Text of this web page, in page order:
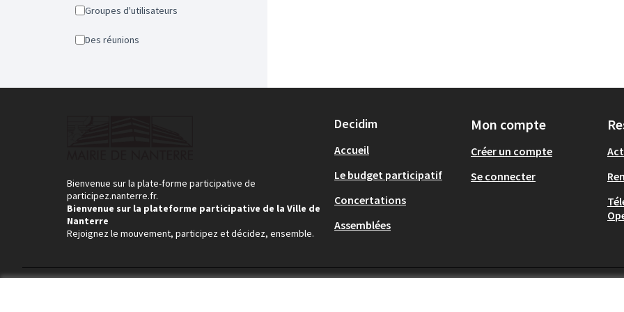
Groupes d'utilisateurs
Des réunions
Bienvenue sur la plate-forme participative de
participez.nanterre.fr.
Bienvenue sur la plateforme participative de la Ville de
Nanterre
Rejoignez le mouvement, participez et décidez, ensemble.
Decidim
Accueil
Le budget participatif
Concertations
Assemblées
Mon compte
Créer un compte
Se connecter